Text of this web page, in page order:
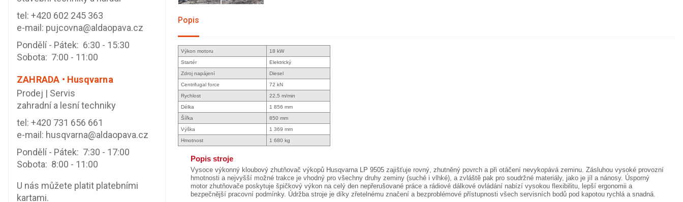
tel: +420 602 245 363
e-mail: pujcovna@aldaopava.cz
Pondělí - Pátek: 6:30 - 15:30
Sobota: 7:00 - 11:00
ZAHRADA • Husqvarna
Prodej | Servis
zahradní a lesní techniky
tel: +420 731 656 661
e-mail: husqvarna@aldaopava.cz
Pondělí - Pátek: 7:30 - 17:00
Sobota: 8:00 - 11:00
U nás můžete platit platebními
kartami.
Popis
Výkon motoru
18 kW
Startér
Elektrický
Zdroj napájení
Diesel
Centrifugal force
72 kN
Rychlost
22,5 m/min
Délka
1 856 mm
Šířka
850 mm
Výška
1 369 mm
Hmotnost
1 680 kg
Popis stroje
Vysoce výkonný kloubový zhutňovač výkopů Husqvarna LP 9505 zajišťuje rovný, zhutněný povrch a při otáčení nevykopává zeminu. Zásluhou vysoké provozní
hmotnosti a nejvyšší možné trakce je vhodný pro všechny druhy zeminy (suché i vlhké), a zvláště pak pro soudržné materiály, jako je jíl a nánosy. Úsporný
motor zhutňovače poskytuje špičkový výkon na celý den nepřerušované práce a rádiové dálkové ovládání nabízí vysokou flexibilitu, lepší ergonomii a
bezpečnější pracovní podmínky. Údržba stroje je díky zřetelnému značení a bezproblémové přístupnosti všech servisních bodů pod kapotou rychlá a snadná.